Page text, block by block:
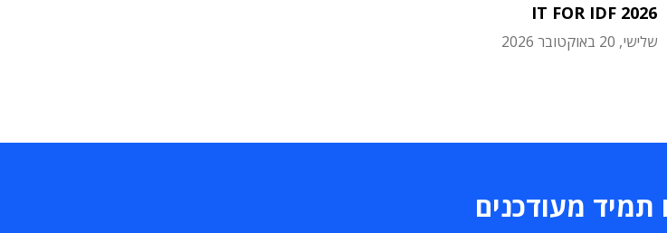
IT FOR IDF 2026
שלישי, 20 באוקטובר 2026
תמיד מעודכנים